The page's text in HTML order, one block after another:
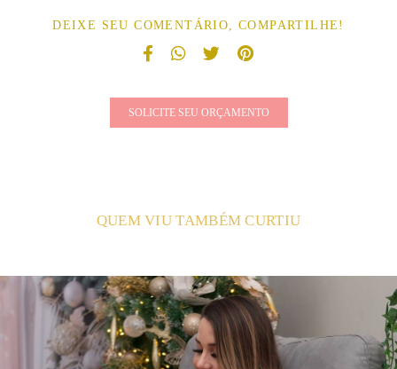
DEIXE SEU COMENTÁRIO, COMPARTILHE!
SOLICITE SEU ORÇAMENTO
QUEM VIU TAMBÉM CURTIU